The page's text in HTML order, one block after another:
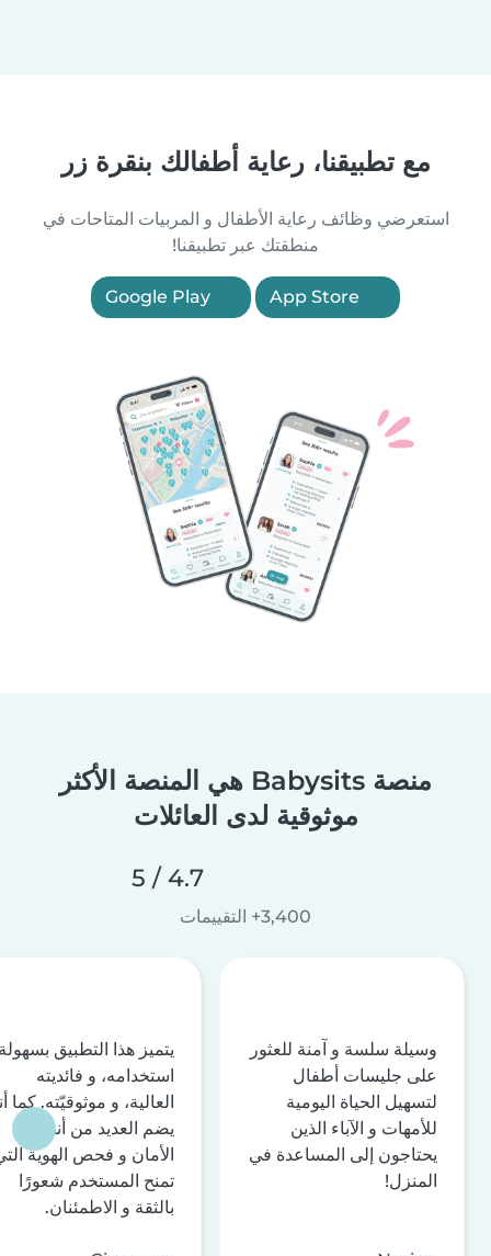
مع تطبيقنا، رعاية أطفالك بنقرة زر
استعرضي وظائف رعاية الأطفال و المربيات المتاحات في
منطقتك عبر تطبيقنا!
منصة Babysits هي المنصة الأكثر
موثوقية لدى العائلات
4.7 / 5
3,400+ التقييمات
وسيلة سلسة و آمنة للعثور
على جليسات أطفال
لتسهيل الحياة اليومية
للأمهات و الآباء الذين
يحتاجون إلى المساعدة في
المنزل!
يتميز هذا التطبيق
استخدامه، و فائديته
العالية، و موثوقيّته. كما
يضم العديد من أنظمة
الأمان و فحص الهوية
تمنح المستخدم شعورًا
بالثقة و الاطمئنان.